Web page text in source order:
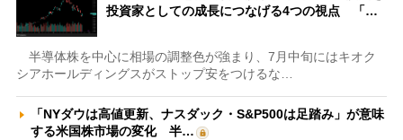
投資家としての成長につなげる4つの視点 「…
半導体株を中心に相場の調整色が強まり、7月中旬にはキオク
シアホールディングスがストップ安をつけるな…
「NYダウは高値更新、ナスダック・S&P500は足踏み」が意味
する米国株市場の変化 半…